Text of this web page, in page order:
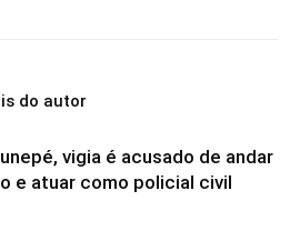
do autor
vigia é acusado de andar
e atuar como policial civil